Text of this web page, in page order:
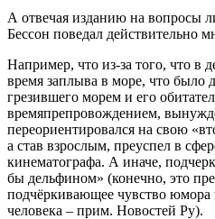
А отвечая изданию на вопросы
Бессон поведал действительно
Например, что из-за того, что в
время заплыва в море, что было
грезившего морем и его
времяпрепровождением,
переориентировался на свою
а став взрослым, преуспел в
кинематографа. А иначе,
бы дельфином» (конечно, это
подчёркивающее чувство юмора
человека – прим. Новостей Ру).